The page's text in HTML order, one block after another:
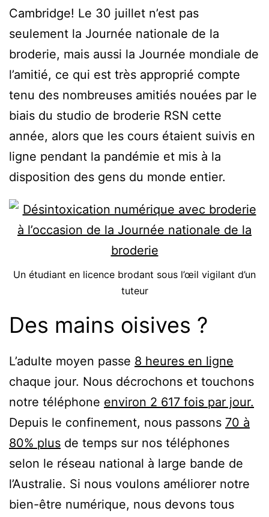
Cambridge! Le 30 juillet n’est pas
seulement la Journée nationale de la
broderie, mais aussi la Journée mondiale de
l’amitié, ce qui est très approprié compte
tenu des nombreuses amitiés nouées par le
biais du studio de broderie RSN cette
année, alors que les cours étaient suivis en
ligne pendant la pandémie et mis à la
disposition des gens du monde entier.
Un étudiant en licence brodant sous l’œil vigilant d’un
tuteur
Des mains oisives ?
L’adulte moyen passe 8 heures en ligne
chaque jour. Nous décrochons et touchons
notre téléphone environ 2 617 fois par jour.
Depuis le confinement, nous passons 70 à
80% plus de temps sur nos téléphones
selon le réseau national à large bande de
l’Australie. Si nous voulons améliorer notre
bien-être numérique, nous devons tous